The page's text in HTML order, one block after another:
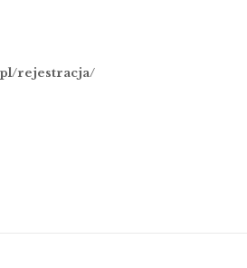
rejestracja/